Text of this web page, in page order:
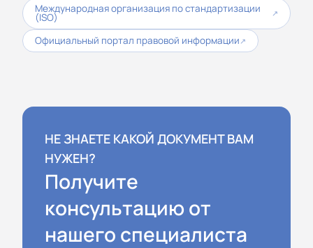
Международная организация по стандартизации
(ISO) ↗
Официальный портал правовой информации ↗
НЕ ЗНАЕТЕ КАКОЙ ДОКУМЕНТ ВАМ
НУЖЕН?
Получите
консультацию от
нашего специалиста